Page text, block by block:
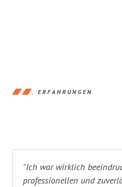
ERFAHRUNGEN
"Ich war wirklich
professionellen und